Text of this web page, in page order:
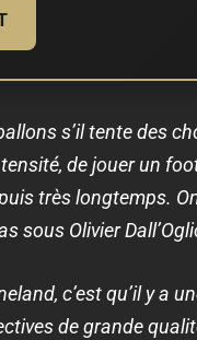
s’il tente des
de jouer un
très longtemps.
sous Olivier
c’est qu’il y a
de grande